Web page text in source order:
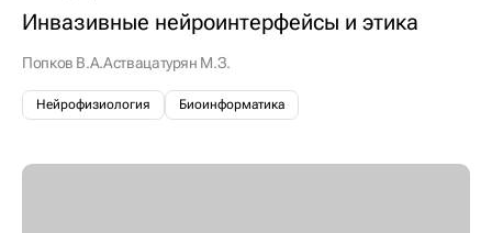
Инвазивные нейроинтерфейсы и этика
Попков В.А.Аствацатурян М.З.
Нейрофизиология Биоинформатика